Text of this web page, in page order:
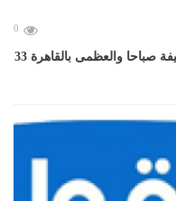
0
الطقس غدا مائل للحرارة نهاراً وشبورة كثيفة صباحا والعظمى بالقاهرة 33